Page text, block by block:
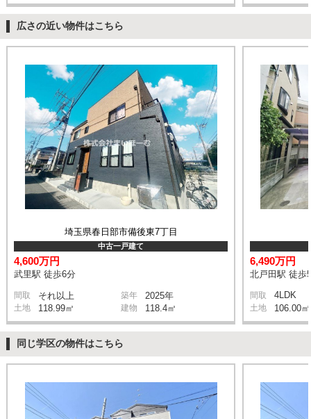
広さの近い物件はこちら
埼玉県春日部市備後東7丁目
中古一戸建て
4,600万円
武里駅 徒歩6分
間取 それ以上 築年 2025年
土地 118.99㎡ 建物 118.4㎡
6,490万円
北戸田駅 徒歩
間取 4LDK
土地 106.00㎡
同じ学区の物件はこちら